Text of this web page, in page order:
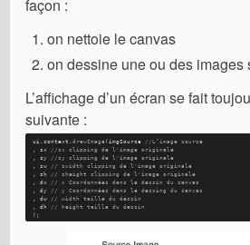
façon :
on nettoie le canvas
on dessine une ou des images
L’affichage d’un écran se fait
suivante :
ui.context .drawImage(imgSource
//L’image source
, sx
//sx clipping de l'image originale
, sy
//sy clipping de l'image originale
, sw
// swidth clipping de l'image originale
, sh
// sheight clipping de l'image originale
, dx
// x Coordonnées dans le dessin du canvas
, dy
// y Coordonnées dans le dessing du canvas
, dw
// width taille du dessin
, dh
// height taille du dessin
);